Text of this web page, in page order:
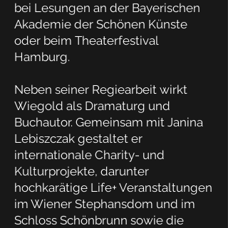
bei Lesungen an der Bayerischen
Akademie der Schönen Künste
oder beim Theaterfestival
Hamburg.
Neben seiner Regiearbeit wirkt
Wiegold als Dramaturg und
Buchautor. Gemeinsam mit Janina
Lebiszczak gestaltet er
internationale Charity- und
Kulturprojekte, darunter
hochkarätige Life+ Veranstaltungen
im Wiener Stephansdom und im
Schloss Schönbrunn sowie die